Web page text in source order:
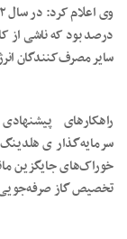
درصد بود که ناشی از
سایر مصرف‌کنندگان
راهکارهای
سرمایه‌گذاری
تخصیص گاز